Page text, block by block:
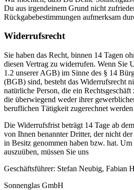
Du aus irgendeinem Grund nicht
Rückgabebestimmungen aufmerksam
Widerrufsrecht
Sie haben das Recht, binnen 14 Tagen
diesen Vertrag zu widerrufen. Wenn Sie
1.2 unserer AGB) im Sinne des § 14
(BGB) sind, besteht das Widerrufsrecht
natürliche Person, die ein
die überwiegend weder ihrer
beruflichen Tätigkeit zugerechnet
Die Widerrufsfrist beträgt 14 Tage ab
von Ihnen benannter Dritter, der nicht
in Besitz genommen haben bzw. hat.
auszuüben, müssen Sie uns
Geschäftsführer: Stefan Neubig, Fabian
Sonnenglas GmbH